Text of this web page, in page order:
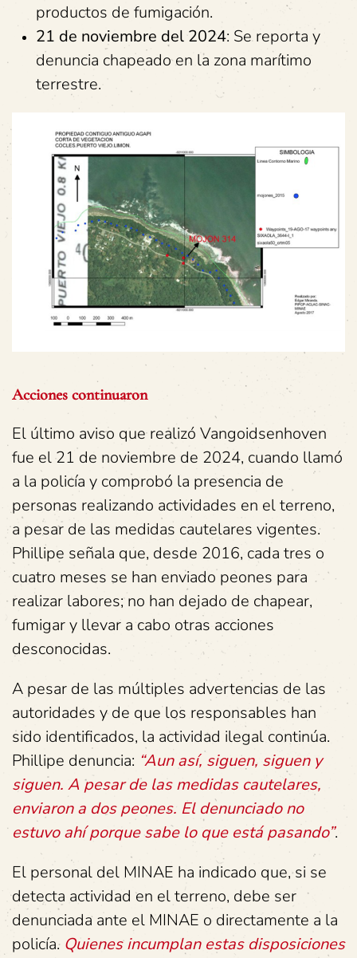
productos de fumigación.
21 de noviembre del 2024: Se reporta y
denuncia chapeado en la zona marítimo
terrestre.
Acciones continuaron
El último aviso que realizó Vangoidsenhoven
fue el 21 de noviembre de 2024, cuando llamó
a la policía y comprobó la presencia de
personas realizando actividades en el terreno,
a pesar de las medidas cautelares vigentes.
Phillipe señala que, desde 2016, cada tres o
cuatro meses se han enviado peones para
realizar labores; no han dejado de chapear,
fumigar y llevar a cabo otras acciones
desconocidas.
A pesar de las múltiples advertencias de las
autoridades y de que los responsables han
sido identificados, la actividad ilegal continúa.
Phillipe denuncia: “Aun así, siguen, siguen y
siguen. A pesar de las medidas cautelares,
enviaron a dos peones. El denunciado no
estuvo ahí porque sabe lo que está pasando”.
El personal del MINAE ha indicado que, si se
detecta actividad en el terreno, debe ser
denunciada ante el MINAE o directamente a la
policía. Quienes incumplan estas disposiciones